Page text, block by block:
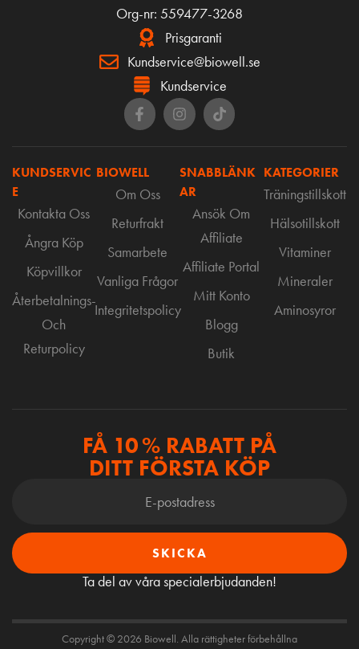
Org-nr: 559477-3268
Prisgaranti
Kundservice@biowell.se
Kundservice
KUNDSERVIC
E
Kontakta Oss
Ångra Köp
Köpvillkor
Återbetalnings-
Och
Returpolicy
BIOWELL
Om Oss
Returfrakt
Samarbete
Vanliga Frågor
Integritetspolicy
SNABBLÄNK
AR
Ansök Om
Affiliate
Affiliate Portal
Mitt Konto
Blogg
Butik
KATEGORIER
Träningstillskott
Hälsotillskott
Vitaminer
Mineraler
Aminosyror
FÅ 10 % RABATT PÅ
DITT FÖRSTA KÖP
SKICKA
Ta del av våra specialerbjudanden!
Copyright © 2026 Biowell. Alla rättigheter förbehållna